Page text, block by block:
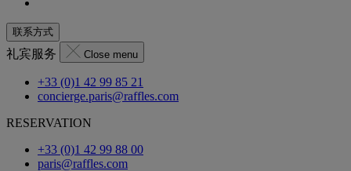
联系方式
礼宾服务 Close menu
+33 (0)1 42 99 85 21
concierge.paris@raffles.com
RESERVATION
+33 (0)1 42 99 88 00
paris@raffles.com